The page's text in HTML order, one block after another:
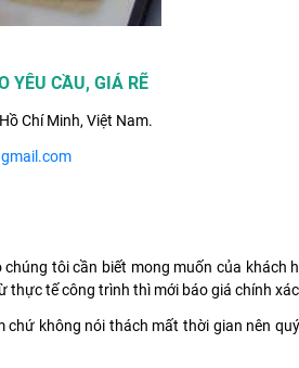
YÊU CẦU, GIÁ RẼ
Chí Minh, Việt Nam.
tôi cần biết mong muốn của khách
tế công trình thì mới báo giá chính
không nói thách mất thời gian nên